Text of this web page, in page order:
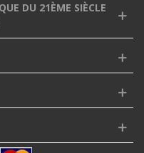
DU 21ÈME SIÈCLE